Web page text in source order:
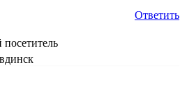
Ответить